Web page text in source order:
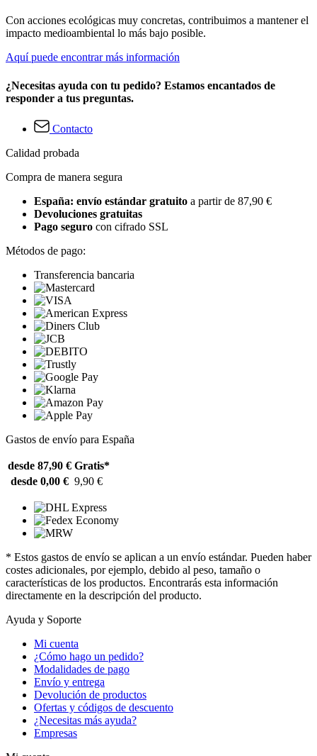
Con acciones ecológicas muy concretas, contribuimos a mantener el
impacto medioambiental lo más bajo posible.
Aquí puede encontrar más información
¿Necesitas ayuda con tu pedido? Estamos encantados de
responder a tus preguntas.
Contacto
Calidad probada
Compra de manera segura
España: envío estándar gratuito a partir de 87,90 €
Devoluciones gratuitas
Pago seguro con cifrado SSL
Métodos de pago:
Transferencia bancaria
Gastos de envío para España
desde 87,90 € Gratis*
desde 0,00 € 9,90 €
* Estos gastos de envío se aplican a un envío estándar. Pueden haber
costes adicionales, por ejemplo, debido al peso, tamaño o
características de los productos. Encontrarás esta información
directamente en la descripción del producto.
Ayuda y Soporte
Mi cuenta
¿Cómo hago un pedido?
Modalidades de pago
Envío y entrega
Devolución de productos
Ofertas y códigos de descuento
¿Necesitas más ayuda?
Empresas